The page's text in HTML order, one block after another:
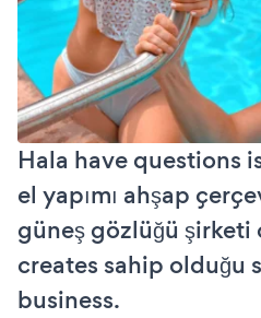
Hala have questions
el yapımı ahşap
güneş gözlüğü
creates sahip olduğu
business.